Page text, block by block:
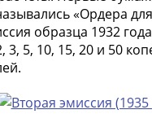
«Ордера
образца 1932
5, 10, 15, 20 и 50